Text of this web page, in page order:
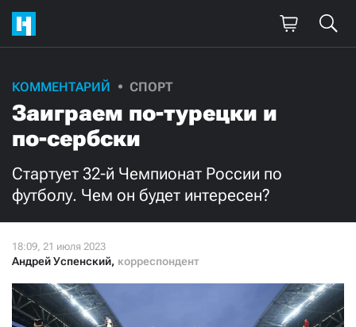
КОММЕНТАРИЙ СПОРТ
Заиграем по-турецки и
по-сербски
Стартует 32-й Чемпионат России по
футболу. Чем он будет интересен?
Андрей Успенский, корреспондент
Поддержите
нашу работу!
Ежемесячно
3000 1000
Нажимая кнопку «Стать соучастником»,